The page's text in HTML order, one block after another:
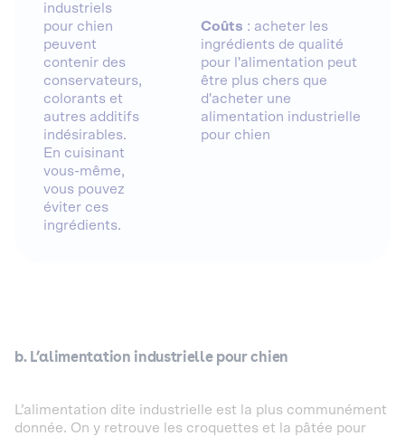
industriels
pour chien
peuvent
contenir des
conservateurs,
colorants et
autres additifs
indésirables.
En cuisinant
vous-même,
vous pouvez
éviter ces
ingrédients.
Coûts : acheter les
ingrédients de qualité
pour l'alimentation peut
être plus chers que
d'acheter une
alimentation industrielle
pour chien
b. L’alimentation industrielle pour chien
L’alimentation dite industrielle est la plus communément
donnée. On y retrouve les croquettes et la pâtée pour